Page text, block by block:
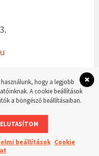
WordPress Master weboldal
hogy a legjobb
A cookie beállítások
a böngésző beállításaiban.
ELUTASÍTOM
beállítások Cookie